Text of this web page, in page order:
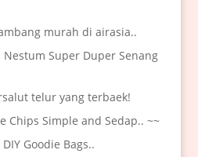
murah di airasia..
Super Duper Senang
telur yang terbaek!
Chips Simple and Sedap.. ~~
Goodie Bags..